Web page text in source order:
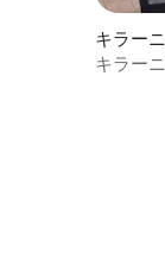
キラー
キラー